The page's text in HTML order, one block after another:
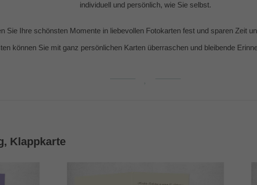
individuell und persönlich, wie Sie selbst.
Sie Ihre schönsten Momente in liebevollen Fotokarten fest und sparen Zeit
können Sie mit ganz persönlichen Karten überraschen und bleibende
Klappkarte